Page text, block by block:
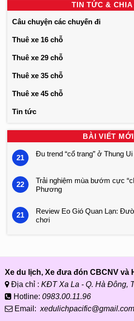
TIN TỨC & CHIA
Câu chuyện các chuyến đi
Thuê xe 16 chỗ
Thuê xe 29 chỗ
Thuê xe 35 chỗ
Thuê xe 45 chỗ
Tin tức
BÀI VIẾT MỚI
21 Đu trend “cổ trang” ở Thung
22
Trải nghiệm mùa bướm cực
Phương
21
Review Eo Gió Quan Lạn:
chơi
Xe du lịch, Xe đưa đón CBCNV và
Địa chỉ : KĐT Xa La - Q. Hà Đông,
Hotline: 0983.00.11.96
Email: xedulichpacific@gmail.com